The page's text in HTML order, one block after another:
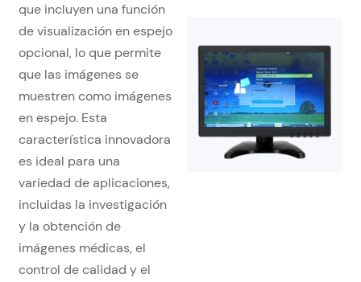
que incluyen una función
de visualización en espejo
opcional, lo que permite
que las imágenes se
muestren como imágenes
en espejo. Esta
característica innovadora
es ideal para una
variedad de aplicaciones,
incluidas la investigación
y la obtención de
imágenes médicas, el
control de calidad y el